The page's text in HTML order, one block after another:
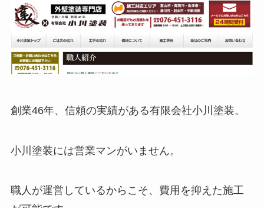
創業46年、信頼の実績がある有限会社小川塗装。
小川塗装には営業マンがいません。
職人が運営しているからこそ、費用を抑えた施工